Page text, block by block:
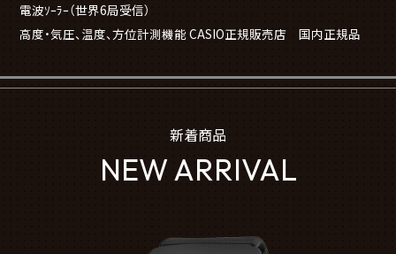
電波ｿｰﾗｰ（世界6局受信）
高度・気圧、温度、方位計測機能 CASIO正規販売店 国内正規品
新着商品
NEW ARRIVAL